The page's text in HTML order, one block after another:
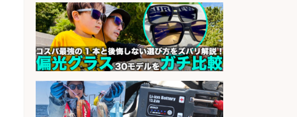
きる
会社名 株式会社ホットスタッフ五日市
sponsored by 求人ボックス
お釣りの計算不要の簡単レジ1日2時
間